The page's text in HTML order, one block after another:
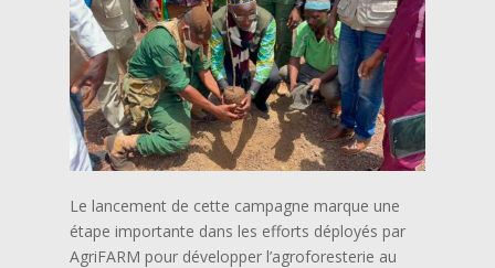
Le lancement de cette campagne marque une
étape importante dans les efforts déployés par
AgriFARM pour développer l’agroforesterie au